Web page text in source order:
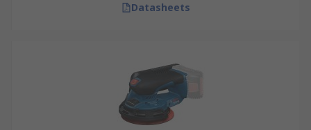
Datasheets